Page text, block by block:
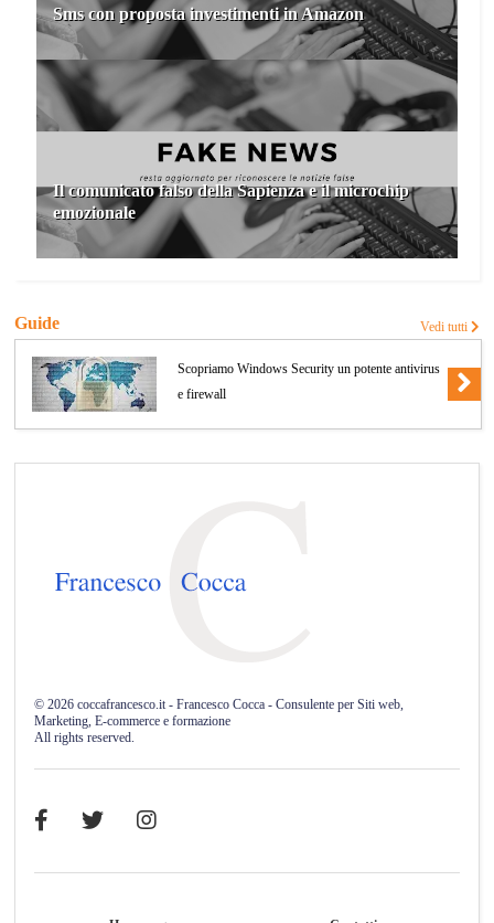
Sms con proposta investimenti in Amazon
Il comunicato falso della Sapienza e il microchip
emozionale
Guide Vedi tutti
Scopriamo Windows Security un potente antivirus
e firewall
©2026 coccafrancesco.it - Francesco Cocca - Consulente per Siti web,
Marketing, E-commerce e formazione
All rights reserved.